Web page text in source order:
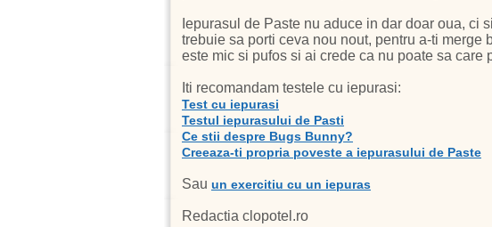
Iepurasul de Paste nu aduce in dar doar oua, ci
trebuie sa porti ceva nou nout, pentru a-ti
este mic si pufos si ai crede ca nu poate sa care
Iti recomandam testele cu iepurasi:
Test cu iepurasi
Testul iepurasului de Pasti
Ce stii despre Bugs Bunny?
Creeaza-ti propria poveste a iepurasului de Paste
Sau un exercitiu cu un iepuras
Redactia clopotel.ro